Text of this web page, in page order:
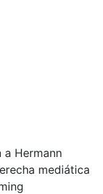
a Hermann
mediática